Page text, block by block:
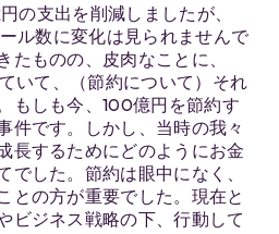
の支出を削減しましたが、
ル数に変化は見られませんで
たものの、皮肉なことに、
いて、（節約について）それ
もしも今、100億円を節約す
件です。しかし、当時の我々
長するためにどのようにお金
でした。節約は眼中になく、
との方が重要でした。現在と
ビジネス戦略の下、行動して